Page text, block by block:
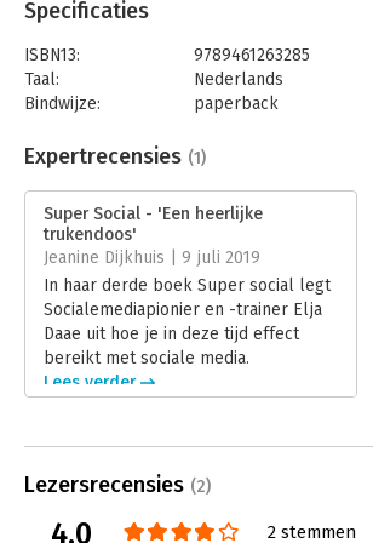
Specificaties
ISBN13:
9789461263285
Taal:
Nederlands
Bindwijze:
paperback
Uitgever:
Uitgeverij Haystack
Verschijningsdatum:
9-5-2019
Hoofdrubriek: Internet en social media
Expertrecensies (1)
Super Social - 'Een heerlijke
trukendoos'
Jeanine Dijkhuis | 9 juli 2019
In haar derde boek Super social legt
Socialemediapionier en -trainer Elja
Daae uit hoe je in deze tijd effect
bereikt met sociale media.
Lees verder
Lezersrecensies (2)
4.0 2 stemmen